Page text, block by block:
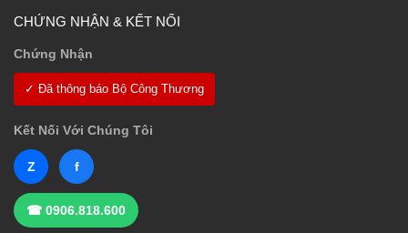
CHỨNG NHẬN & KẾT NỐI
Chứng Nhận
✓ Đã thông báo Bộ Công Thương
Kết Nối Với Chúng Tôi
Z f
☎ 0906.818.600